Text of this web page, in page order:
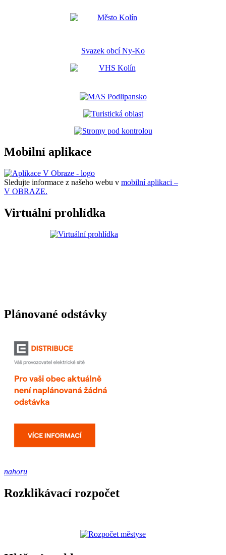
Svazek obcí Ny-Ko
Mobilní aplikace
Sledujte informace z našeho webu v mobilní aplikaci –
V OBRAZE.
Virtuální prohlídka
Plánované odstávky
nahoru
Rozklikávací rozpočet